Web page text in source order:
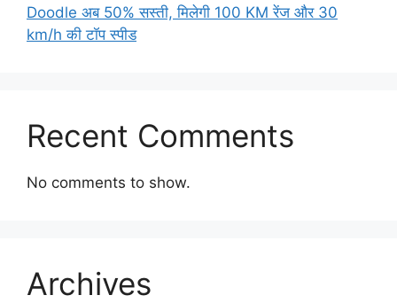
Doodle अब 50% सस्ती, मिलेगी 100 KM रेंज और 30
km/h की टॉप स्पीड
Recent Comments
No comments to show.
Archives